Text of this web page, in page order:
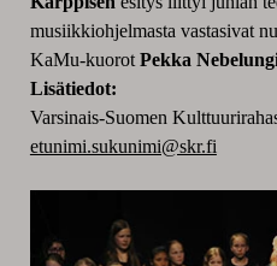
musiikkiohjelmasta vastasivat
KaMu-kuorot Pekka
Lisätiedot:
Varsinais-Suomen
etunimi.sukunimi@skr.fi